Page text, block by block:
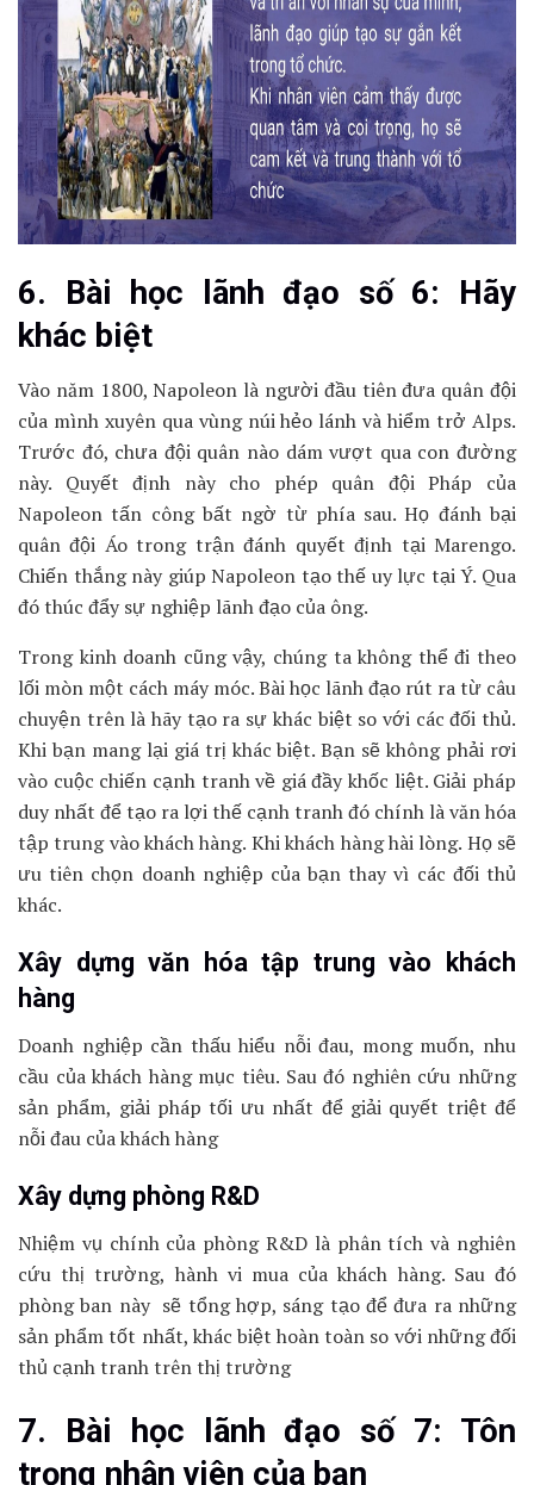
6. Bài học lãnh đạo số 6: Hãy
khác biệt
Vào năm 1800, Napoleon là người đầu tiên đưa quân đội
của mình xuyên qua vùng núi hẻo lánh và hiểm trở Alps.
Trước đó, chưa đội quân nào dám vượt qua con đường
này. Quyết định này cho phép quân đội Pháp của
Napoleon tấn công bất ngờ từ phía sau. Họ đánh bại
quân đội Áo trong trận đánh quyết định tại Marengo.
Chiến thắng này giúp Napoleon tạo thế uy lực tại Ý. Qua
đó thúc đẩy sự nghiệp lãnh đạo của ông.
Trong kinh doanh cũng vậy, chúng ta không thể đi theo
lối mòn một cách máy móc. Bài học lãnh đạo rút ra từ câu
chuyện trên là hãy tạo ra sự khác biệt so với các đối thủ.
Khi bạn mang lại giá trị khác biệt. Bạn sẽ không phải rơi
vào cuộc chiến cạnh tranh về giá đầy khốc liệt. Giải pháp
duy nhất để tạo ra lợi thế cạnh tranh đó chính là văn hóa
tập trung vào khách hàng. Khi khách hàng hài lòng. Họ sẽ
ưu tiên chọn doanh nghiệp của bạn thay vì các đối thủ
khác.
Xây dựng văn hóa tập trung vào khách
hàng
Doanh nghiệp cần thấu hiểu nỗi đau, mong muốn, nhu
cầu của khách hàng mục tiêu. Sau đó nghiên cứu những
sản phẩm, giải pháp tối ưu nhất để giải quyết triệt để
nỗi đau của khách hàng
Xây dựng phòng R&D
Nhiệm vụ chính của phòng R&D là phân tích và nghiên
cứu thị trường, hành vi mua của khách hàng. Sau đó
phòng ban này sẽ tổng hợp, sáng tạo để đưa ra những
sản phẩm tốt nhất, khác biệt hoàn toàn so với những đối
thủ cạnh tranh trên thị trường
7. Bài học lãnh đạo số 7: Tôn
trọng nhân viên của bạn